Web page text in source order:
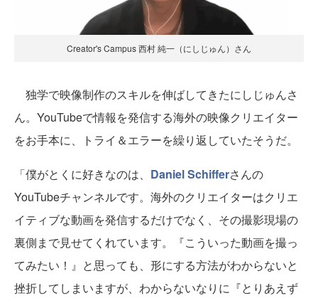
Creator's Campus 西村 純一（にしじゅん）さん
独学で映像制作のスキルを伸ばしてきたにしじゅんさ
ん。YouTubeで情報を発信する海外の映像クリエイター
をお手本に、トライ＆エラーを繰り返していたそうだ。
「僕がとくに好きなのは、 Daniel Schifferさんの
YouTubeチャンネルです。海外のクリエイターはクリエ
イティブな動画を発信するだけでなく、その撮影現場の
裏側まで見せてくれています。『こういった動画を撮っ
てみたい！』と思っても、形にする方法がわからないと
挫折してしまいますが、わからないなりに『とりあえず